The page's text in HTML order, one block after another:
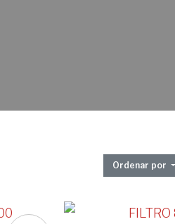
Ordenar por